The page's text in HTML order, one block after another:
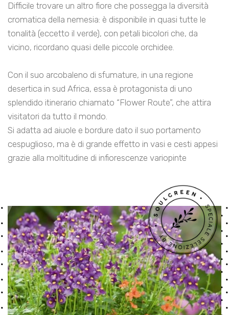
Difficile trovare un altro fiore che possegga la diversità
cromatica della nemesia: è disponibile in quasi tutte le
tonalità (eccetto il verde), con petali bicolori che, da
vicino, ricordano quasi delle piccole orchidee.
Con il suo arcobaleno di sfumature, in una regione
desertica in sud Africa, essa è protagonista di uno
splendido itinerario chiamato “Flower Route”, che attira
visitatori da tutto il mondo.
Si adatta ad aiuole e bordure dato il suo portamento
cespuglioso, ma è di grande effetto in vasi e cesti appesi
grazie alla moltitudine di infiorescenze variopinte